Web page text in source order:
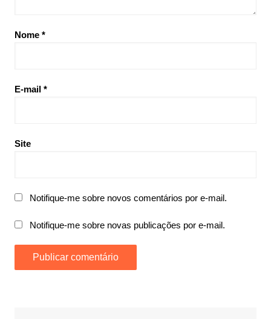
Nome *
E-mail *
Site
Notifique-me sobre novos comentários por e-mail.
Notifique-me sobre novas publicações por e-mail.